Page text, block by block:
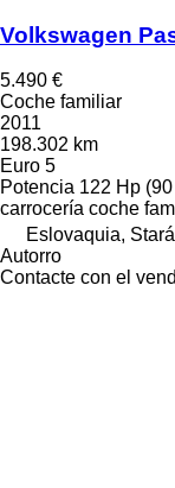
Volkswagen
5.490 €
Coche familiar
2011
198.302 km
Euro 5
Potencia 122 Hp
carrocería coche
Eslovaquia,
Autorro
Contacte con el